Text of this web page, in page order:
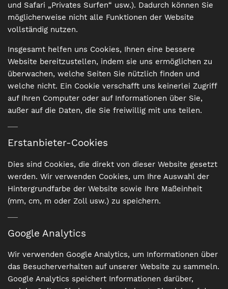
und Safari „Privates Surfen“ usw.). Dadurch können Sie
möglicherweise nicht alle Funktionen der Website
vollständig nutzen.
Insgesamt helfen uns Cookies, Ihnen eine bessere
Website bereitzustellen, indem sie uns ermöglichen zu
überwachen, welche Seiten Sie nützlich finden und
welche nicht. Ein Cookie verschafft uns keinerlei Zugriff
auf Ihren Computer oder auf Informationen über Sie,
außer auf die Daten, die Sie freiwillig mit uns teilen.
Erstanbieter-Cookies
Dies sind Cookies, die direkt von dieser Website gesetzt
werden. Wir verwenden Cookies, um Ihre Auswahl der
Hintergrundfarbe der Website sowie Ihre Maßeinheit
(mm, cm, m oder Zoll usw.) zu speichern.
Google Analytics
Wir verwenden Google Analytics, um Informationen über
das Besucherverhalten auf unserer Website zu sammeln.
Google Analytics speichert Informationen darüber,